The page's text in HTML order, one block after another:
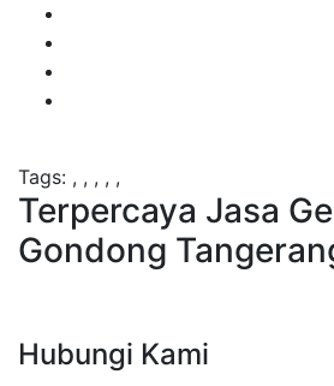
Tags: , , , , ,
Terpercaya Jasa
Gondong
Hubungi Kami